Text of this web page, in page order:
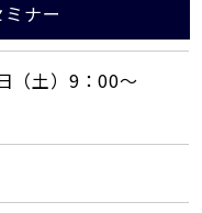
ナー
（土）9：00～